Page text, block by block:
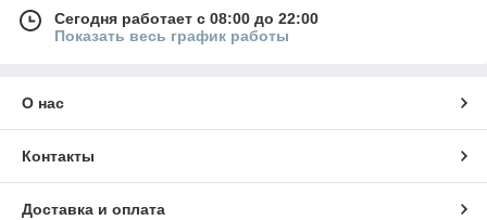
Сегодня работает с 08:00 до 22:00
Показать весь график работы
О нас
Контакты
Доставка и оплата